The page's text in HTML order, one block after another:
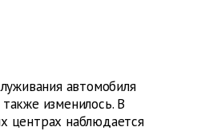
автомобиля
изменилось. В
центрах наблюдается